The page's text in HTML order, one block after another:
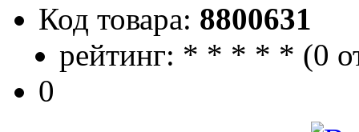
Код товара: 8800631
рейтинг: * * * * * (0
0